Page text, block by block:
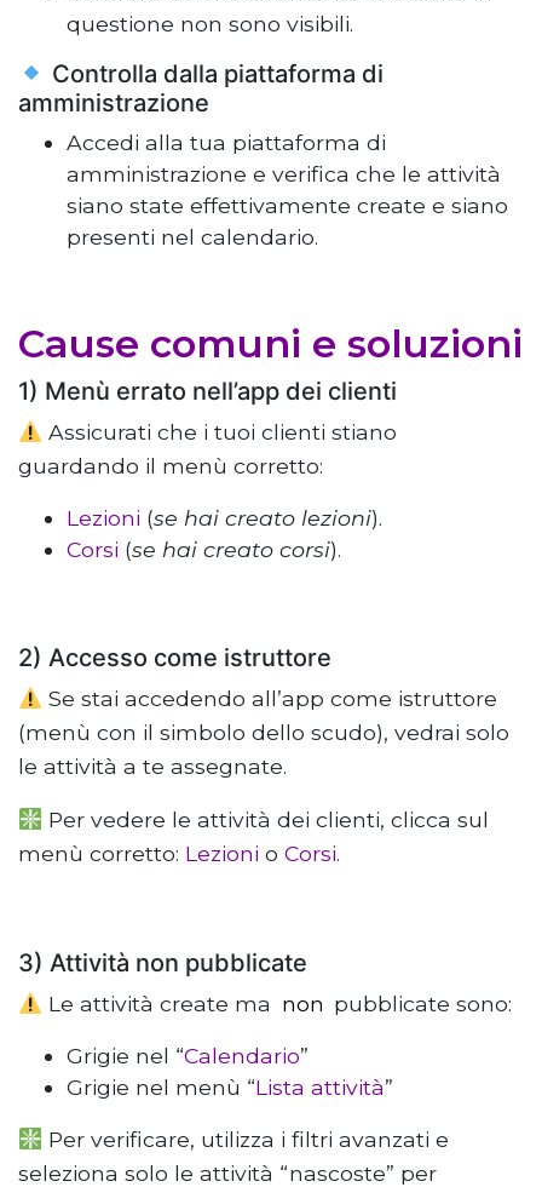
questione non sono visibili.
Controlla dalla piattaforma di
amministrazione
Accedi alla tua piattaforma di
amministrazione e verifica che le attività
siano state effettivamente create e siano
presenti nel calendario.
Cause comuni e soluzioni
1) Menù errato nell’app dei clienti
Assicurati che i tuoi clienti stiano
guardando il menù corretto:
Lezioni (se hai creato lezioni).
Corsi (se hai creato corsi).
2) Accesso come istruttore
Se stai accedendo all’app come istruttore
(menù con il simbolo dello scudo), vedrai solo
le attività a te assegnate.
Per vedere le attività dei clienti, clicca sul
menù corretto: Lezioni o Corsi.
3) Attività non pubblicate
Le attività create ma non pubblicate sono:
Grigie nel “Calendario”
Grigie nel menù “Lista attività”
Per verificare, utilizza i filtri avanzati e
seleziona solo le attività “nascoste” per